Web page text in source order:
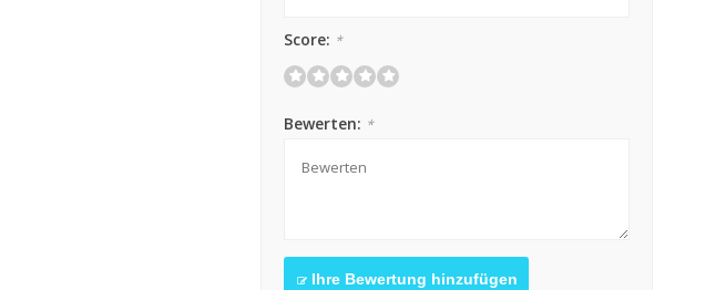
Score: *
Bewerten: *
Ihre Bewertung hinzufügen